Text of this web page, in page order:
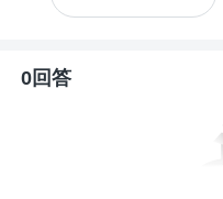
0回答